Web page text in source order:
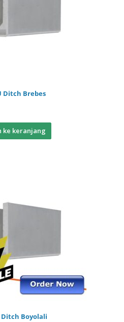
Ditch Brebes
ke keranjang
Ditch Boyolali